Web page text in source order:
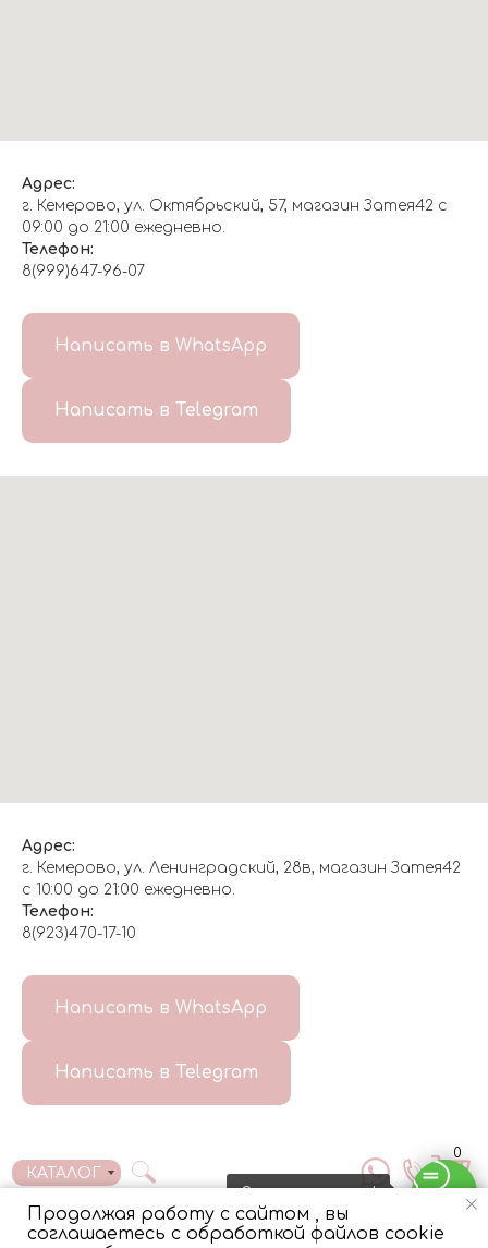
Свяжитесь с нами!
Продолжая работу с сайтом , вы
соглашаетесь с обработкой файлов cookie
Адрес:
г. Кемерово, ул. Октябрьский, 57, магазин Затея42 с
09:00 до 21:00 ежедневно.
Телефон:
8(999)647-96-07
Написать в WhatsApp
Написать в Telegram
Адрес:
г. Кемерово, ул. Ленинградский, 28в, магазин Затея42
с 10:00 до 21:00 ежедневно.
Телефон:
8(923)470-17-10
Написать в WhatsApp
Написать в Telegram
ДОСТАВКА/
0
КАТАЛОГ
Made on Tilda